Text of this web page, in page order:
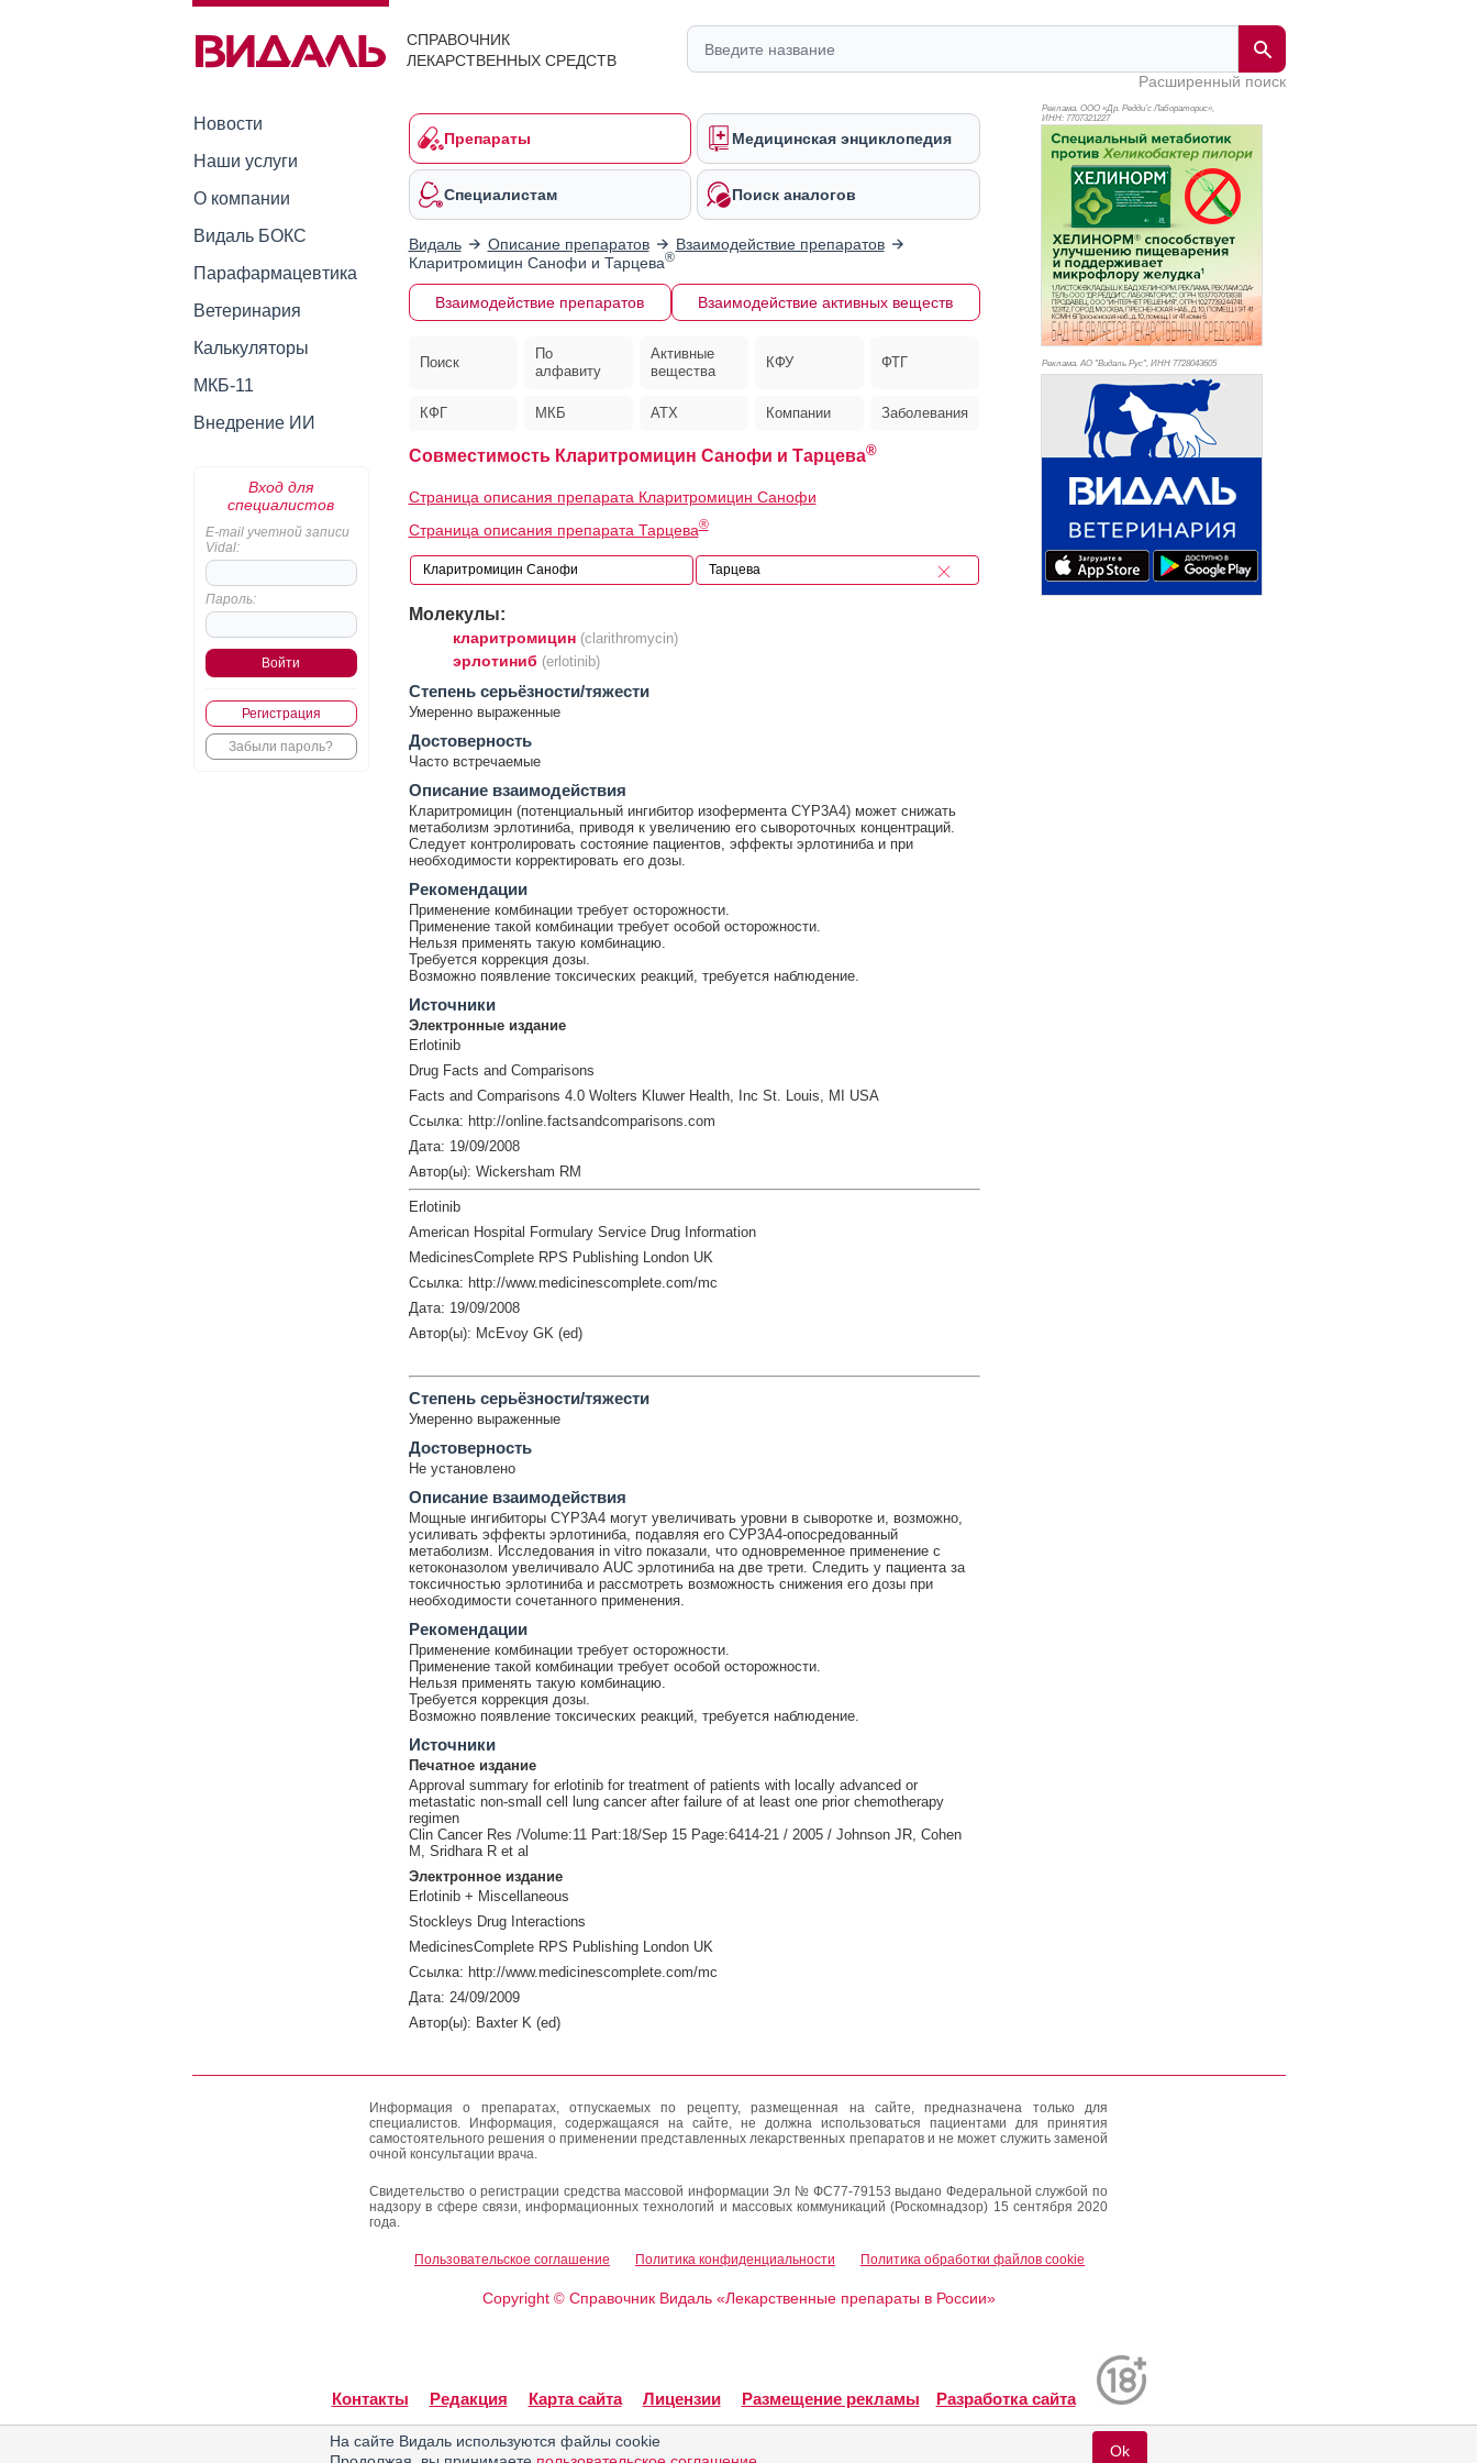
СПРАВОЧНИК
ЛЕКАРСТВЕННЫХ СРЕДСТВ
Расширенный поиск
Новости
Наши услуги
О компании
Видаль БОКС
Парафармацевтика
Ветеринария
Калькуляторы
МКБ-11
Внедрение ИИ
Вход для
специалистов
E-mail учетной записи
Vidal:
Пароль:
Регистрация
Забыли пароль?
Препараты Медицинская энциклопедия
Специалистам Поиск аналогов
Видаль Описание препаратов
Взаимодействие препаратов
Кларитромицин Санофи и Тарцева®
Взаимодействие препаратов Взаимодействие активных веществ
Поиск
По
алфавиту
Активные
вещества
КФУ ФТГ
КФГ МКБ АТХ Компании Заболевания
Совместимость Кларитромицин Санофи и Тарцева®
Страница описания препарата Кларитромицин Санофи
Страница описания препарата Тарцева®
Молекулы:
кларитромицин (clarithromycin)
эрлотиниб (erlotinib)
Cтепень серьёзности/тяжести
Умеренно выраженные
Достоверность
Часто встречаемые
Описание взаимодействия
Кларитромицин (потенциальный ингибитор изофермента CYP3A4) может снижать
метаболизм эрлотиниба, приводя к увеличению его сывороточных концентраций.
Следует контролировать состояние пациентов, эффекты эрлотиниба и при
необходимости корректировать его дозы.
Рекомендации
Применение комбинации требует осторожности.
Применение такой комбинации требует особой осторожности.
Нельзя применять такую комбинацию.
Требуется коррекция дозы.
Возможно появление токсических реакций, требуется наблюдение.
Источники
Электронные издание
Erlotinib
Drug Facts and Comparisons
Facts and Comparisons 4.0 Wolters Kluwer Health, Inc St. Louis, MI USA
Ссылка: http://online.factsandcomparisons.com
Дата: 19/09/2008
Автор(ы): Wickersham RM
Erlotinib
American Hospital Formulary Service Drug Information
MedicinesComplete RPS Publishing London UK
Ссылка: http://www.medicinescomplete.com/mc
Дата: 19/09/2008
Автор(ы): McEvoy GK (ed)
Cтепень серьёзности/тяжести
Умеренно выраженные
Достоверность
Не установлено
Описание взаимодействия
Мощные ингибиторы CYP3A4 могут увеличивать уровни в сыворотке и, возможно,
усиливать эффекты эрлотиниба, подавляя его СУР3А4-опосредованный
метаболизм. Исследования in vitro показали, что одновременное применение с
кетоконазолом увеличивало AUC эрлотиниба на две трети. Следить у пациента за
токсичностью эрлотиниба и рассмотреть возможность снижения его дозы при
необходимости сочетанного применения.
Рекомендации
Применение комбинации требует осторожности.
Применение такой комбинации требует особой осторожности.
Нельзя применять такую комбинацию.
Требуется коррекция дозы.
Возможно появление токсических реакций, требуется наблюдение.
Источники
Печатное издание
Approval summary for erlotinib for treatment of patients with locally advanced or
metastatic non-small cell lung cancer after failure of at least one prior chemotherapy
regimen
Clin Cancer Res /Volume:11 Part:18/Sep 15 Page:6414-21 / 2005 / Johnson JR, Cohen
M, Sridhara R et al
Электронное издание
Erlotinib + Miscellaneous
Stockleys Drug Interactions
MedicinesComplete RPS Publishing London UK
Ссылка: http://www.medicinescomplete.com/mc
Дата: 24/09/2009
Автор(ы): Baxter K (ed)
Реклама. ООО «Др. Редди’с Лабораторис»,
ИНН: 7707321227
Реклама. АО "Видаль Рус", ИНН 7728043605
Информация о препаратах, отпускаемых по рецепту, размещенная на сайте, предназначена только для
специалистов. Информация, содержащаяся на сайте, не должна использоваться пациентами для принятия
самостоятельного решения о применении представленных лекарственных препаратов и не может служить заменой
очной консультации врача.
Свидетельство о регистрации средства массовой информации Эл № ФС77-79153 выдано Федеральной службой по
надзору в сфере связи, информационных технологий и массовых коммуникаций (Роскомнадзор) 15 сентября 2020
года.
Пользовательское соглашение Политика конфиденциальности Политика обработки файлов cookie
Copyright ©Справочник Видаль «Лекарственные препараты в России»
Контакты Редакция Карта сайта Лицензии Размещение рекламы Разработка сайта
На сайте Видаль используются файлы cookie
Ok